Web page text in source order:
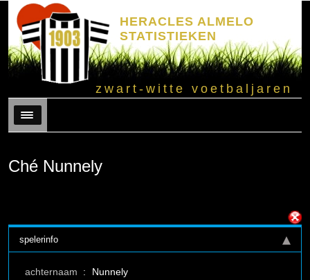
HERACLES ALMELO
STATISTIEKEN
zwart-witte voetbaljaren
Menu
Ché Nunnely
spelerinfo
achternaam :
Nunnely